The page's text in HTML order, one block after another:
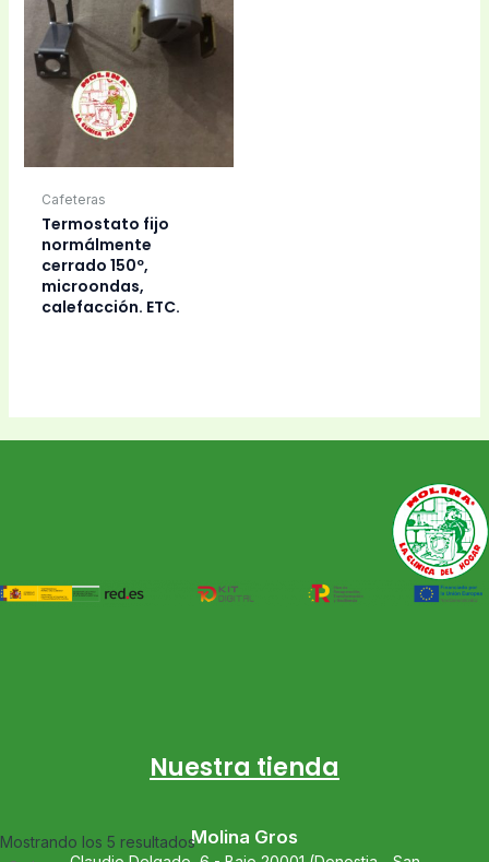
Mostrando los 5 resultados
Cafeteras
Termostato fijo
normálmente
cerrado 150º,
microondas,
calefacción. ETC.
Nuestra tienda
Molina Gros